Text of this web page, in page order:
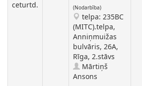
ceturtd. (Nodarbība)
telpa: 235BC
(MITC).telpa,
Anniņmuižas
bulvāris, 26A,
Rīga, 2.stāvs
Mārtiņš
Ansons